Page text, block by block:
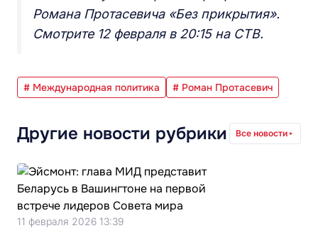
Романа Протасевича «Без прикрытия».
Смотрите 12 февраля в 20:15 на СТВ.
# Международная политика # Роман Протасевич
Другие новости рубрики Все новости
11 февраля 2026 13:39